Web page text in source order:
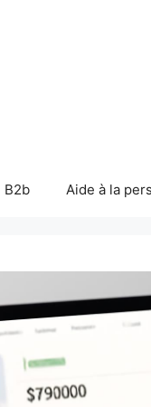
B2b Aide à la